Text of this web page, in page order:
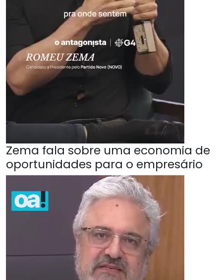
Zema fala sobre uma economia de
oportunidades para o empresário